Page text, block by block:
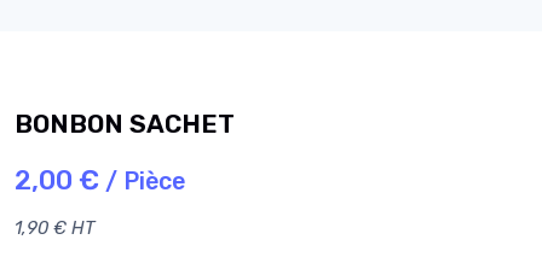
BONBON SACHET
2,00 € / Pièce
1,90 € HT